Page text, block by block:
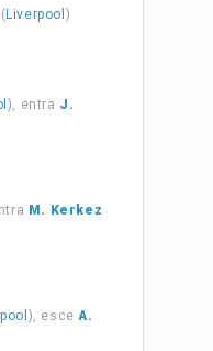
( Liverpool )
), entra J.
M. Kerkez
), esceA.